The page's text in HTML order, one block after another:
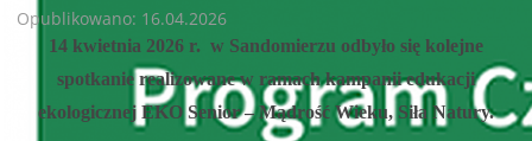
Opublikowano: 16.04.2026
14 kwietnia 2026 r. w Sandomierzu odbyło się kolejne
spotkanie realizowane w ramach kampanii edukacji
ekologicznej EKO Senior – Mądrość Wieku, Siła Natury.